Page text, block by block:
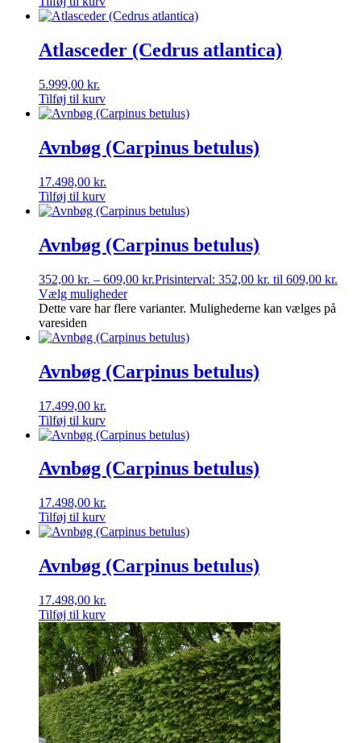
Atlasceder (Cedrus atlantica)
5.999,00 kr.
Tilføj til kurv
Avnbøg (Carpinus betulus)
17.498,00 kr.
Tilføj til kurv
Avnbøg (Carpinus betulus)
352,00 kr. – 609,00 kr.Prisinterval: 352,00 kr. til 609,00 kr.
Vælg muligheder
Dette vare har flere varianter. Mulighederne kan vælges på
varesiden
Avnbøg (Carpinus betulus)
17.499,00 kr.
Tilføj til kurv
Avnbøg (Carpinus betulus)
17.498,00 kr.
Tilføj til kurv
Avnbøg (Carpinus betulus)
17.498,00 kr.
Tilføj til kurv